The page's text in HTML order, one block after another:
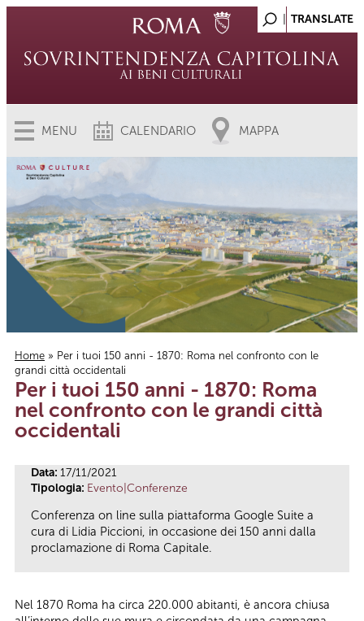
MENU CALENDARIO MAPPA
Tu sei qui
Home » Per i tuoi 150 anni - 1870: Roma nel confronto con le
grandi città occidentali
Per i tuoi 150 anni - 1870: Roma
nel confronto con le grandi città
occidentali
Data: 17/11/2021
Tipologia: Evento|Conferenze
Conferenza on line sulla piattaforma Google Suite a
cura di Lidia Piccioni, in occasione dei 150 anni dalla
proclamazione di Roma Capitale.
Nel 1870 Roma ha circa 220.000 abitanti, è ancora chiusa